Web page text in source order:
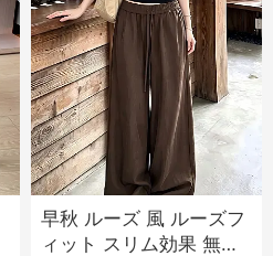
早秋 ルーズ 風 ルーズフ
ィット スリム効果 無地